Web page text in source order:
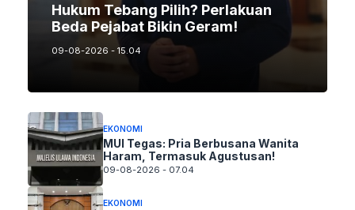
Hukum Tebang Pilih? Perlakuan
Beda Pejabat Bikin Geram!
09-08-2026 - 15.04
EKONOMI
MUI Tegas: Pria Berbusana Wanita
Haram, Termasuk Agustusan!
09-08-2026 - 07.04
EKONOMI